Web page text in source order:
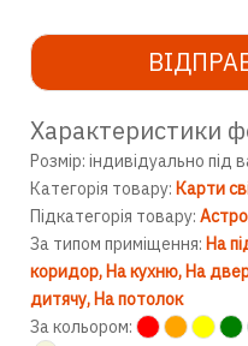
Характеристики
Розмір: індивідуально під
Категорія товару: Карти
Підкатегорія товару:
За типом приміщення: На
коридор На кухню На
дитячу На потолок
За кольором: